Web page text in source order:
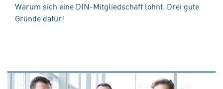
Warum sich eine DIN-Mitgliedschaft lohnt. Drei gute
Gründe dafür!